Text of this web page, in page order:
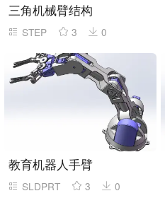
三角机械臂结构
STEP 3 0
教育机器人手臂
SLDPRT 3 0